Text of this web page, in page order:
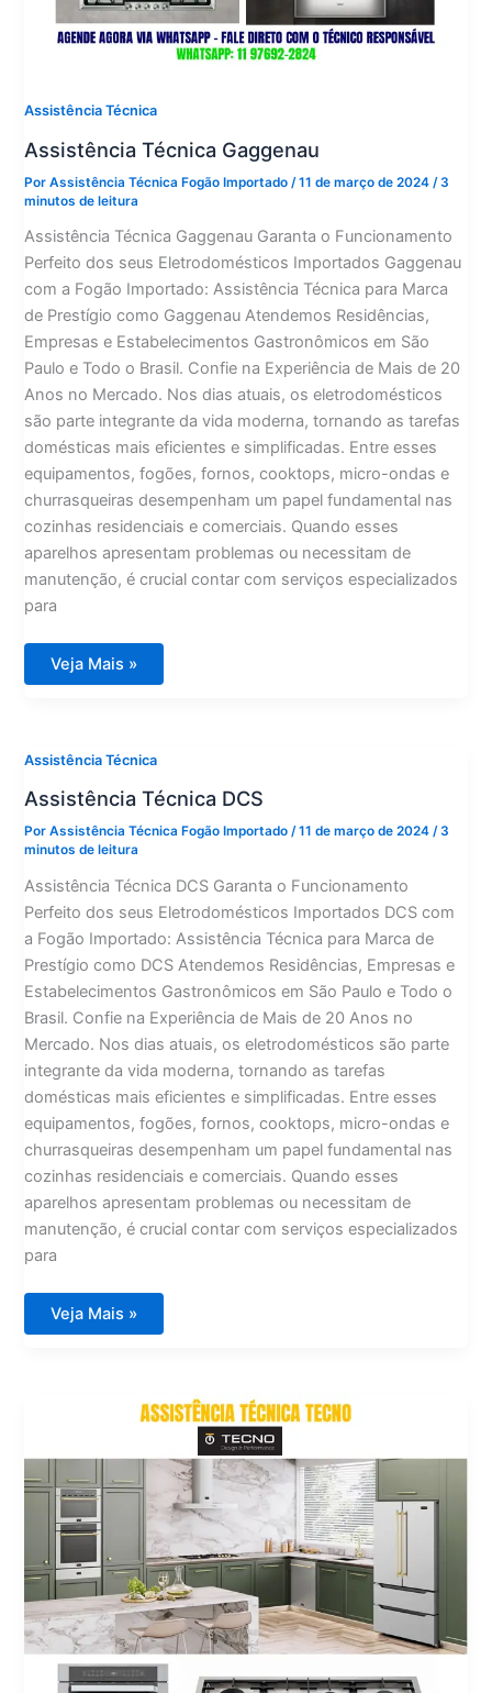
Assistência Técnica
Assistência Técnica Gaggenau
PorAssistência Técnica Fogão Importado /11 de março de 2024 /3
minutos de leitura
Assistência Técnica Gaggenau Garanta o Funcionamento
Perfeito dos seus Eletrodomésticos Importados Gaggenau
com a Fogão Importado: Assistência Técnica para Marca
de Prestígio como Gaggenau Atendemos Residências,
Empresas e Estabelecimentos Gastronômicos em São
Paulo e Todo o Brasil. Confie na Experiência de Mais de 20
Anos no Mercado. Nos dias atuais, os eletrodomésticos
são parte integrante da vida moderna, tornando as tarefas
domésticas mais eficientes e simplificadas. Entre esses
equipamentos, fogões, fornos, cooktops, micro-ondas e
churrasqueiras desempenham um papel fundamental nas
cozinhas residenciais e comerciais. Quando esses
aparelhos apresentam problemas ou necessitam de
manutenção, é crucial contar com serviços especializados
para
Assistência
Técnica
Veja Mais »
Assistência Técnica
Assistência Técnica DCS
PorAssistência Técnica Fogão Importado/11 de março de 2024/3
minutos de leitura
Assistência Técnica DCS Garanta o Funcionamento
Perfeito dos seus Eletrodomésticos Importados DCS com
a Fogão Importado: Assistência Técnica para Marca de
Prestígio como DCS Atendemos Residências, Empresas e
Estabelecimentos Gastronômicos em São Paulo e Todo o
Brasil. Confie na Experiência de Mais de 20 Anos no
Mercado. Nos dias atuais, os eletrodomésticos são parte
integrante da vida moderna, tornando as tarefas
domésticas mais eficientes e simplificadas. Entre esses
equipamentos, fogões, fornos, cooktops, micro-ondas e
churrasqueiras desempenham um papel fundamental nas
cozinhas residenciais e comerciais. Quando esses
aparelhos apresentam problemas ou necessitam de
manutenção, é crucial contar com serviços especializados
para
Assistência
Técnica
Veja Mais »